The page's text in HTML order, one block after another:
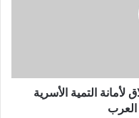
التمية الأسرية
العرب